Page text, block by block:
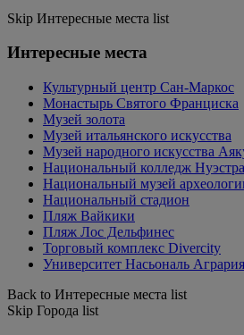
Skip Интересные места list
Интересные места
Культурный центр Сан-Маркос
Монастырь Святого Франциска
Музей золота
Музей итальянского искусства
Музей народного искусства
Национальный колледж
Национальный музей
Национальный стадион
Пляж Вайкики
Пляж Лос Дельфинес
Торговый комплекс Divercity
Университет Насьональ
Back to Интересные места list
Skip Города list